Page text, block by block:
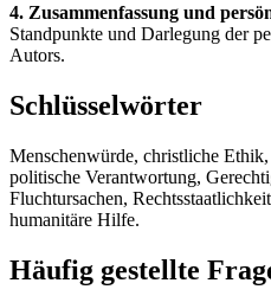
4. Zusammenfassung und
Standpunkte und Darlegung der
Autors.
Schlüsselwörter
Menschenwürde, christliche
politische Verantwortung,
Fluchtursachen,
humanitäre Hilfe.
Häufig gestellte